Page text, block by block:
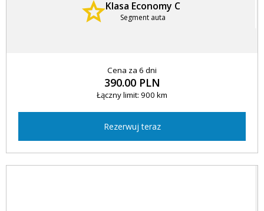
Klasa Economy C
Segment auta
Cena za 6 dni
390.00 PLN
Łączny limit: 900 km
Rezerwuj teraz